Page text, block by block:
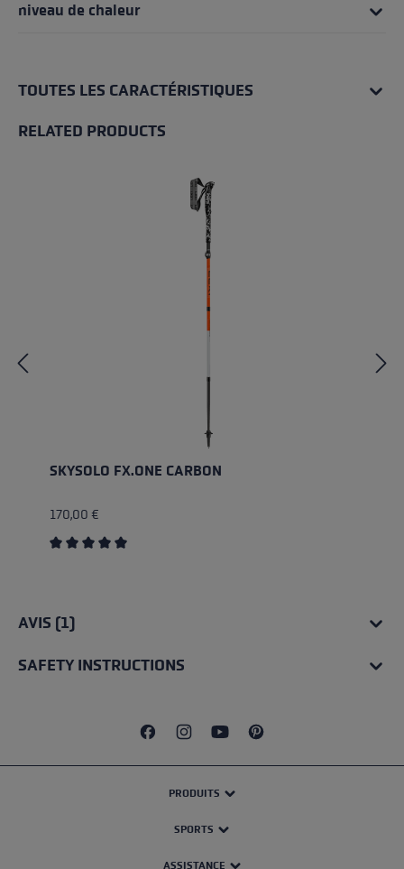
niveau de chaleur
TOUTES LES CARACTÉRISTIQUES
RELATED PRODUCTS
SKYSOLO FX.ONE CARBON
170,00 €
AVIS (1)
SAFETY INSTRUCTIONS
PRODUITS
SPORTS
ASSISTANCE